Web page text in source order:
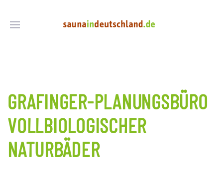
GRAFINGER-PLANUNGSBÜRO
VOLLBIOLOGISCHER
NATURBÄDER